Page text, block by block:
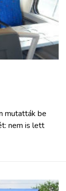
mutatták be
nem is lett